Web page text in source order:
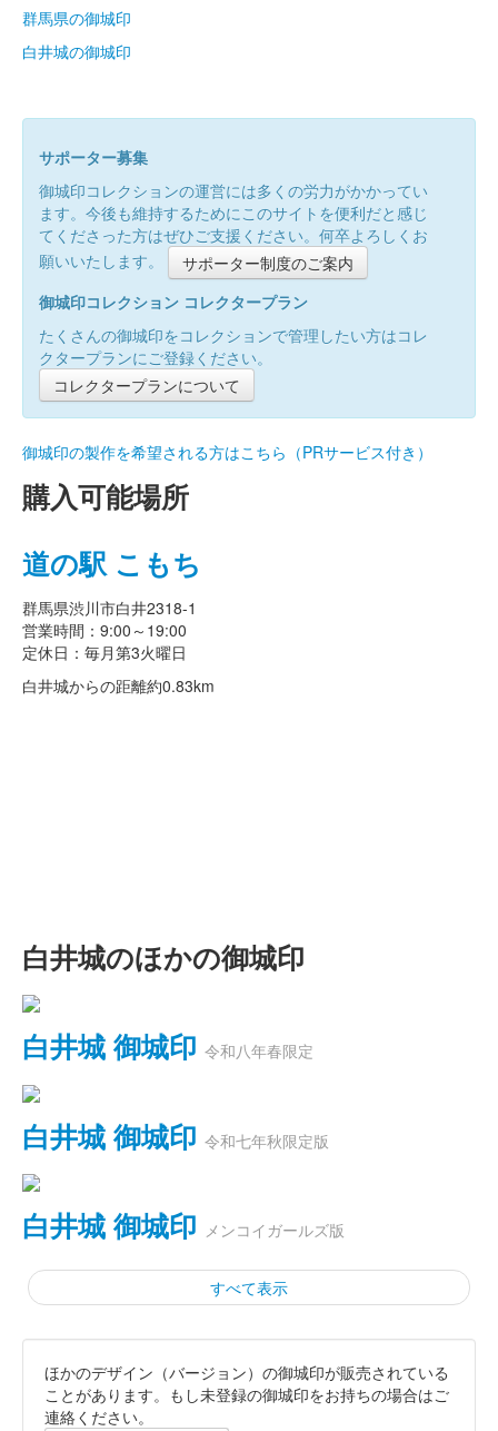
群馬県の御城印
白井城の御城印
サポーター募集
御城印コレクションの運営には多くの労力がかかってい
ます。今後も維持するためにこのサイトを便利だと感じ
てくださった方はぜひご支援ください。何卒よろしくお
願いいたします。
サポーター制度のご案内
御城印コレクション コレクタープラン
たくさんの御城印をコレクションで管理したい方はコレ
クタープランにご登録ください。
コレクタープランについて
御城印の製作を希望される方はこちら（PRサービス付き）
購入可能場所
道の駅 こもち
群馬県渋川市白井2318-1
営業時間：9:00～19:00
定休日：毎月第3火曜日
白井城からの距離約0.83km
白井城のほかの御城印
白井城 御城印 令和八年春限定
白井城 御城印 令和七年秋限定版
白井城 御城印 メンコイガールズ版
すべて表示
白井城 御城印 令和七年夏限定版
ほかのデザイン（バージョン）の御城印が販売されている
ことがあります。もし未登録の御城印をお持ちの場合はご
連絡ください。